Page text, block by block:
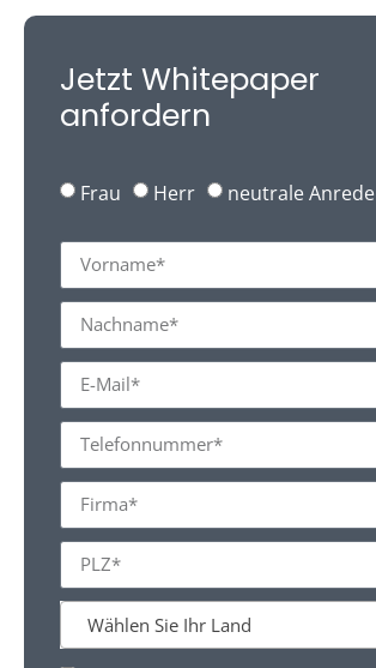
Jetzt Whitepaper
anfordern
Frau Herr neutrale Anrede
Wählen Sie Ihr Land